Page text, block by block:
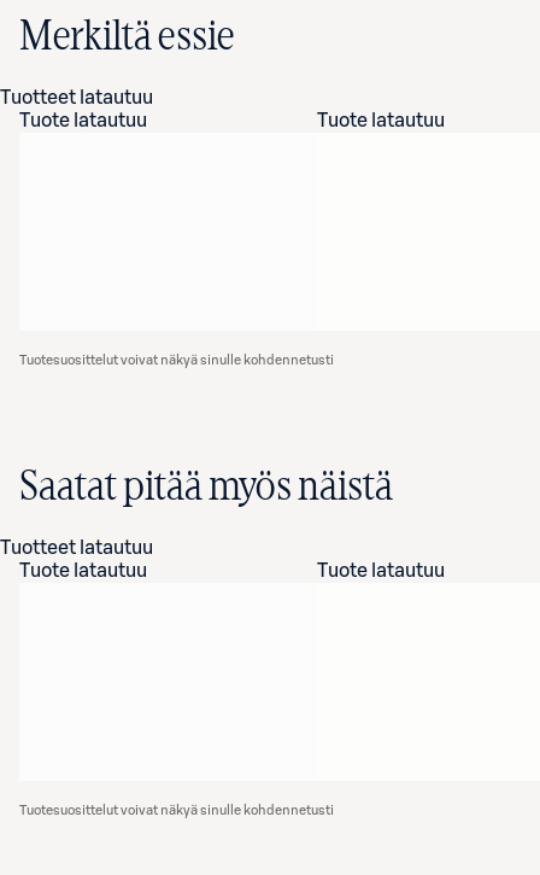
Merkiltä essie
Tuotteet latautuu
Tuote latautuu
Tuote latautuu
Tuotesuosittelut voivat näkyä sinulle kohdennetusti
Saatat pitää myös näistä
Tuotteet latautuu
Tuote latautuu
Tuote latautuu
Tuotesuosittelut voivat näkyä sinulle kohdennetusti